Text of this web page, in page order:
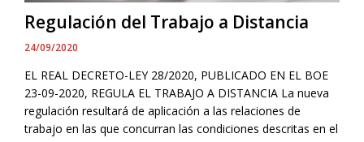
Regulación del Trabajo a Distancia
24/09/2020
EL REAL DECRETO-LEY 28/2020, PUBLICADO EN EL BOE
23-09-2020, REGULA EL TRABAJO A DISTANCIA La nueva
regulación resultará de aplicación a las relaciones de
trabajo en las que concurran las condiciones descritas en el